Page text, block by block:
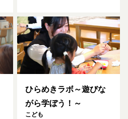
ひらめきラボ～遊びな
がら学ぼう！～
こども